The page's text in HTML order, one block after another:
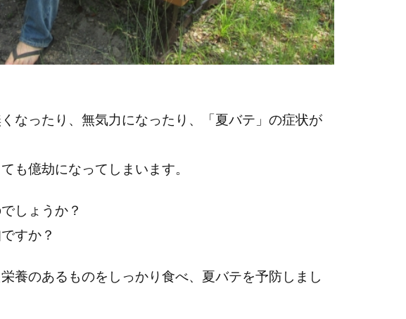
なったり、無気力になったり、「夏バテ」の症状が
も億劫になってしまいます。
しょうか？
すか？
養のあるものをしっかり食べ、夏バテを予防しまし